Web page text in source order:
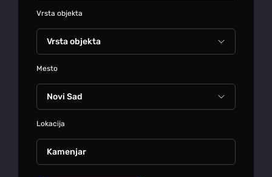
Vrsta objekta
Mesto
Lokacija
Kamenjar